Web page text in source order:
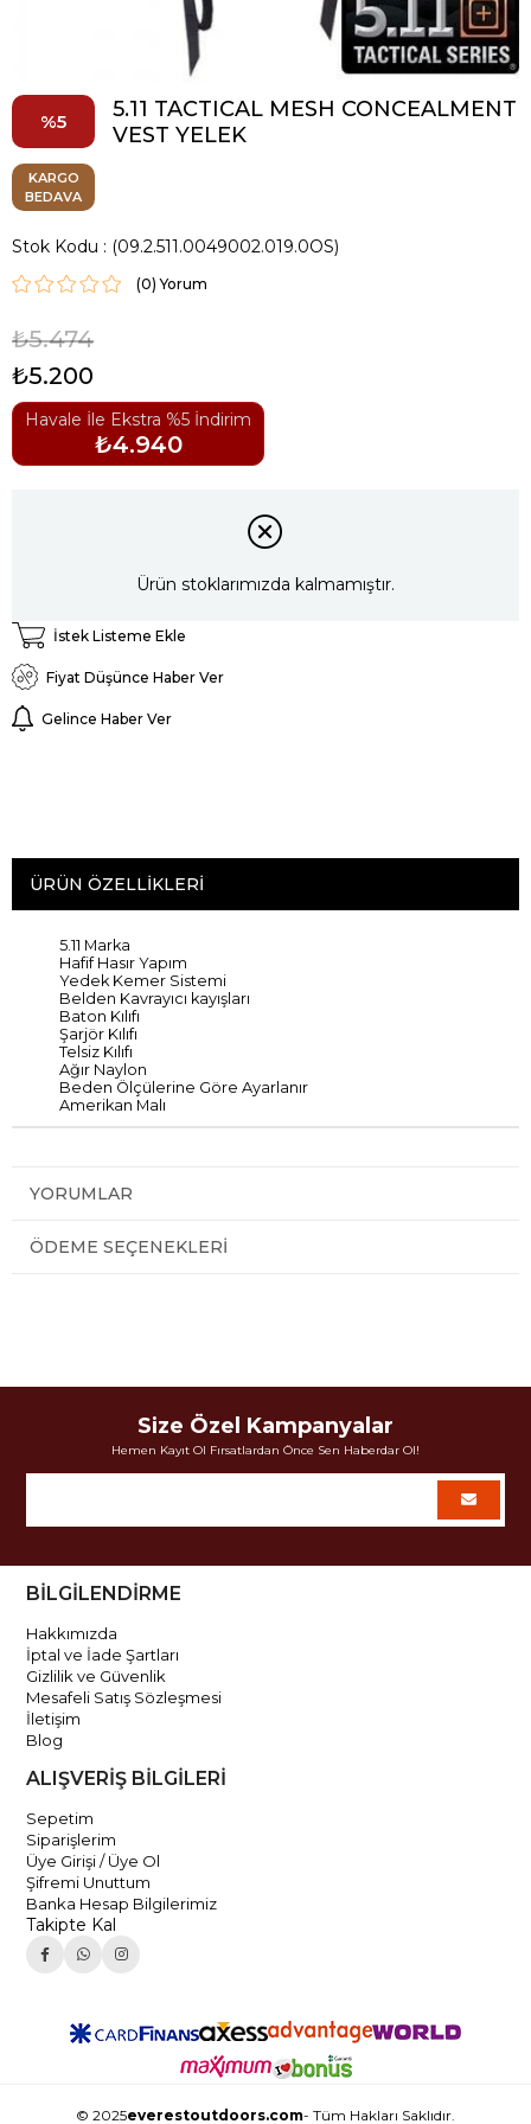
5
5.11 TACTICAL MESH CONCEALMENT
VEST YELEK
KARGO
BEDAVA
Stok Kodu (09.2.511.0049002.019.0OS)
(0)
₺5.474
₺5.200
Havale İle Ekstra %5 İndirim
₺4.940
Ürün stoklarımızda kalmamıştır.
İstek Listeme Ekle
Fiyat Düşünce Haber Ver
Gelince Haber Ver
ÜRÜN ÖZELLIKLERI
5.11 Marka
Hafif Hasır Yapım
Yedek Kemer Sistemi
Belden Kavrayıcı kayışları
Baton Kılıfı
Şarjör Kılıfı
Telsiz Kılıfı
Ağır Naylon
Beden Ölçülerine Göre Ayarlanır
Amerikan Malı
YORUMLAR
ÖDEME SEÇENEKLERI
Size Özel Kampanyalar
Hemen Kayıt Ol Fırsatlardan Önce Sen Haberdar Ol!
BİLGİLENDİRME
Hakkımızda
İptal ve İade Şartları
Gizlilik ve Güvenlik
Mesafeli Satış Sözleşmesi
İletişim
Blog
ALIŞVERİŞ BİLGİLERİ
Sepetim
Siparişlerim
Üye Girişi / Üye Ol
Şifremi Unuttum
Banka Hesap Bilgilerimiz
Takipte Kal
© 2025everestoutdoors.com- Tüm Hakları Saklıdır.